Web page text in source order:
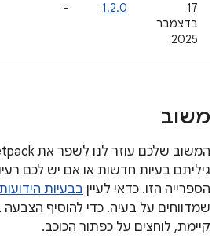
‫17
בדצמבר
2025
1.2.0
-
משוב
גיליתם בעיות חדשות או אם יש לכם
הספרייה הזו. כדאי לעיין בבעיות
שמדווחים על בעיה. כדי להוסיף הצבעה
קיימת, לוחצים על כפתור הכוכב.